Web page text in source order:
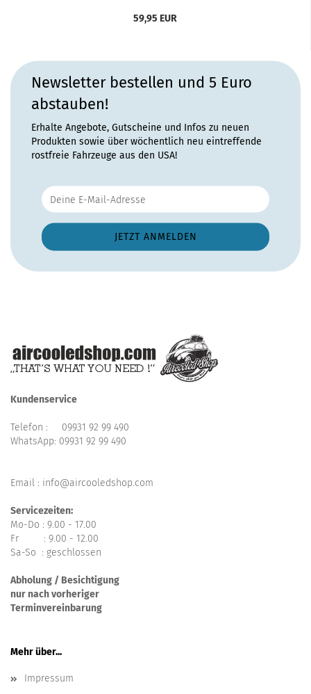
59,95 EUR
Newsletter bestellen und 5 Euro
abstauben!
Erhalte Angebote, Gutscheine und Infos zu neuen
Produkten sowie über wöchentlich neu eintreffende
rostfreie Fahrzeuge aus den USA!
Kundenservice
Telefon : 09931 92 99 490
WhatsApp: 09931 92 99 490
Email : info@aircooledshop.com
Servicezeiten:
Mo-Do : 9.00 - 17.00
Fr : 9.00 - 12.00
Sa-So : geschlossen
Abholung / Besichtigung
nur nach vorheriger
Terminvereinbarung
Mehr über...
Impressum